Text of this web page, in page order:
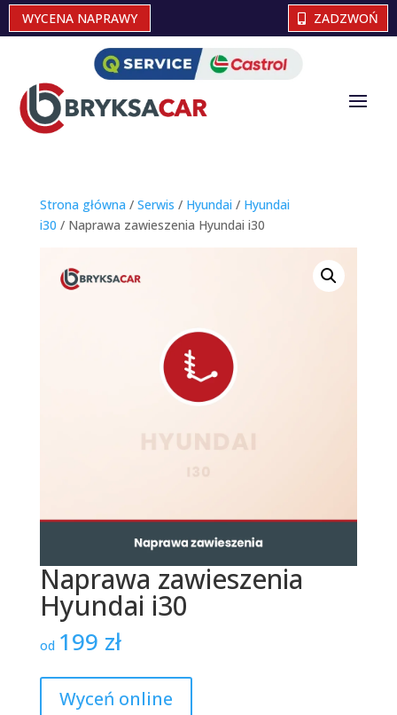
WYCENA NAPRAWY ZADZWOŃ
Strona główna / Serwis / Hyundai / Hyundai
i30 / Naprawa zawieszenia Hyundai i30
Naprawa zawieszenia
Hyundai i30
od 199 zł
Wyceń online